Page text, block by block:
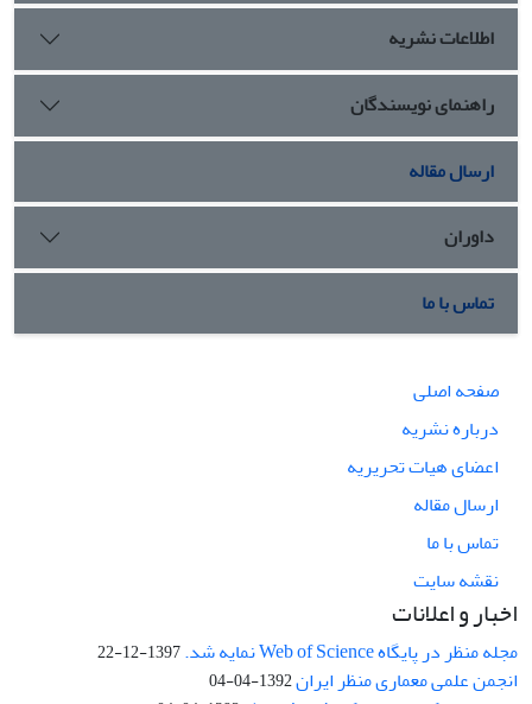
اطلاعات نشریه
راهنمای نویسندگان
ارسال مقاله
داوران
تماس با ما
صفحه اصلی
درباره نشریه
اعضای هیات تحریریه
ارسال مقاله
تماس با ما
نقشه سایت
اخبار و اعلانات
مجله منظر در پایگاه Web of Science نمایه شد. 1397-12-22
انجمن علمی معماری منظر ایران1392-04-04